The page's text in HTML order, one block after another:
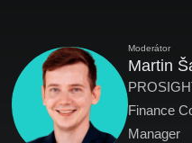
Moderátor
Martin
Finance
Manager